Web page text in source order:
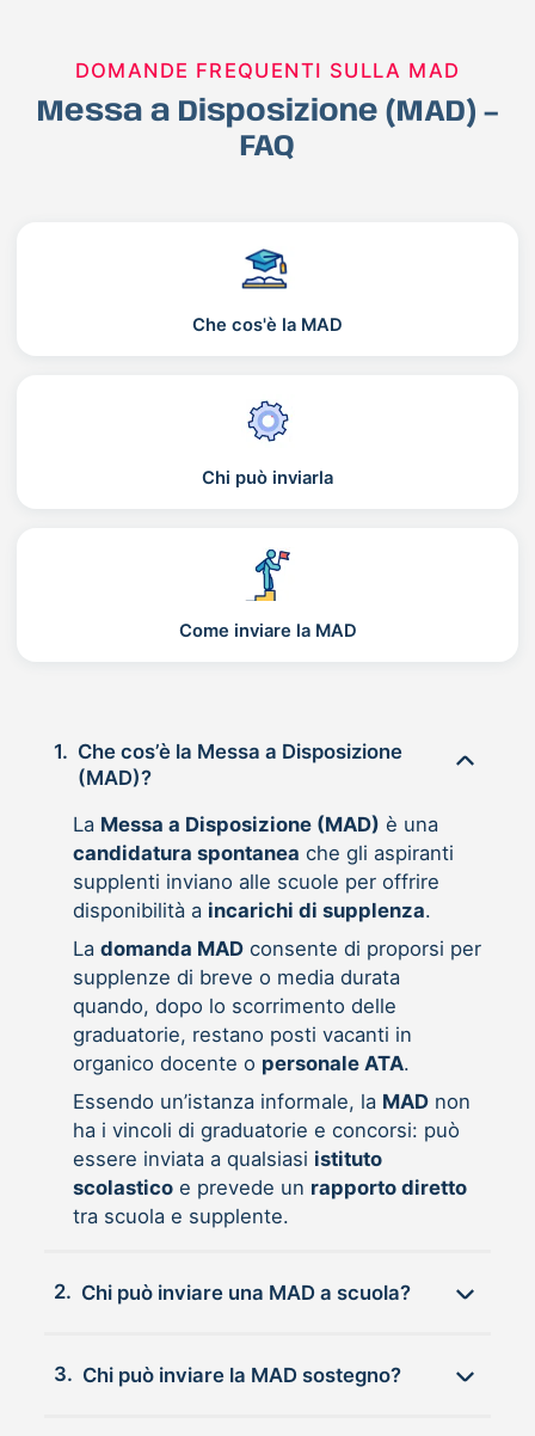
DOMANDE FREQUENTI SULLA MAD
Messa a Disposizione (MAD) –
FAQ
Che cos'è la MAD
Chi può inviarla
Come inviare la MAD
1. Che cos’è la Messa a Disposizione
(MAD)?
La Messa a Disposizione (MAD) è una
candidatura spontanea che gli aspiranti
supplenti inviano alle scuole per offrire
disponibilità a incarichi di supplenza.
La domanda MADconsente di proporsi per
supplenze di breve o media durata
quando, dopo lo scorrimento delle
graduatorie, restano posti vacanti in
organico docente o personale ATA.
Essendo un’istanza informale, la MADnon
ha i vincoli di graduatorie e concorsi: può
essere inviata a qualsiasi istituto
scolasticoe prevede un rapporto diretto
tra scuola e supplente.
2. Chi può inviare una MAD a scuola?
3. Chi può inviare la MAD sostegno?